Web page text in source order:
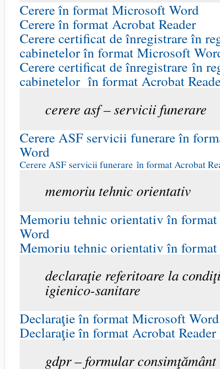
Cerere în format Microsoft Word
Cerere în format Acrobat Reader
Cerere certificat de înregistrare în
cabinetelor în format Microsoft
Cerere certificat de înregistrare în
cabinetelor în format Acrobat
cerere asf – servicii funerare
Cerere ASF servicii funerare în
Word
Cerere ASF servicii funerare în format Acrobat
memoriu tehnic orientativ
Memoriu tehnic orientativ în
Word
Memoriu tehnic orientativ în format
declaraţie referitoare la
igienico-sanitare
Declaraţie în format Microsoft Word
Declaraţie în format Acrobat Reader
gdpr – formular